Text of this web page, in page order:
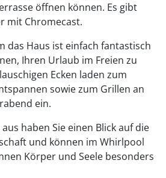
öffnen können. Es gibt
mit Chromecast.
das Haus ist einfach fantastisch
Ihren Urlaub im Freien zu
Ecken laden zum
sowie zum Grillen an
ein.
haben Sie einen Blick auf die
und können im Whirlpool
Körper und Seele besonders